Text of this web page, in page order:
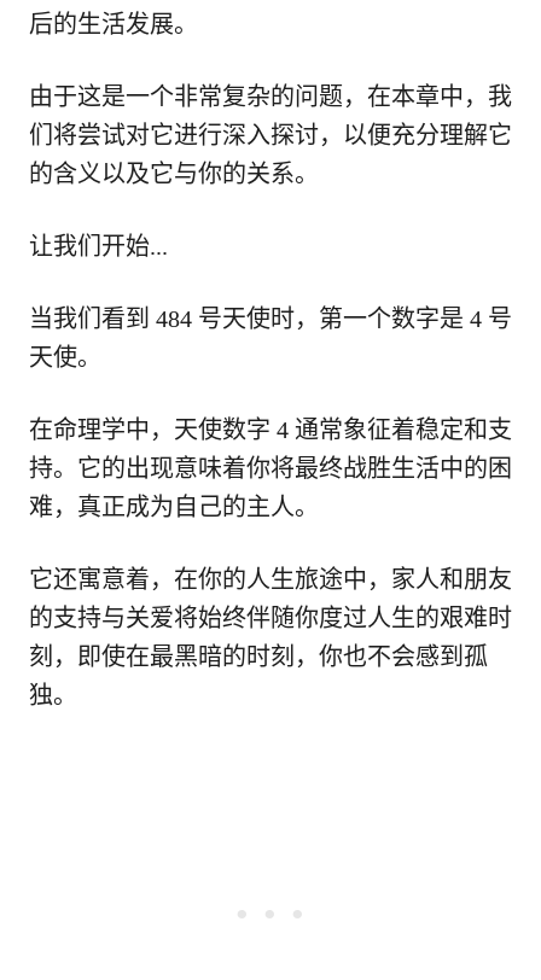
后的生活发展。
由于这是一个非常复杂的问题，在本章中，我
们将尝试对它进行深入探讨，以便充分理解它
的含义以及它与你的关系。
让我们开始...
当我们看到 484 号天使时，第一个数字是 4 号
天使。
在命理学中，天使数字 4 通常象征着稳定和支
持。它的出现意味着你将最终战胜生活中的困
难，真正成为自己的主人。
它还寓意着，在你的人生旅途中，家人和朋友
的支持与关爱将始终伴随你度过人生的艰难时
刻，即使在最黑暗的时刻，你也不会感到孤
独。